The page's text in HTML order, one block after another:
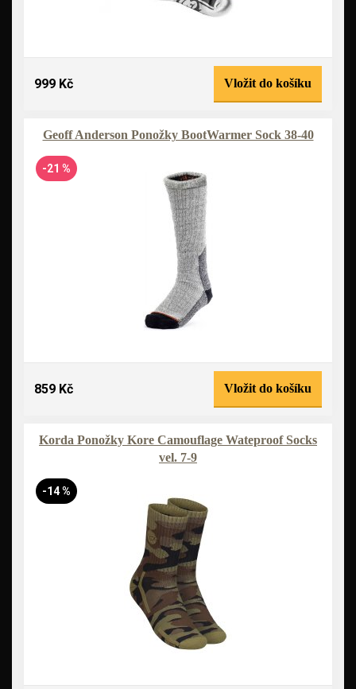
999 Kč Vložit do košíku
Geoff Anderson Ponožky BootWarmer Sock 38-40
-21 %
859 Kč Vložit do košíku
Korda Ponožky Kore Camouflage Wateproof Socks
vel. 7-9
-14 %